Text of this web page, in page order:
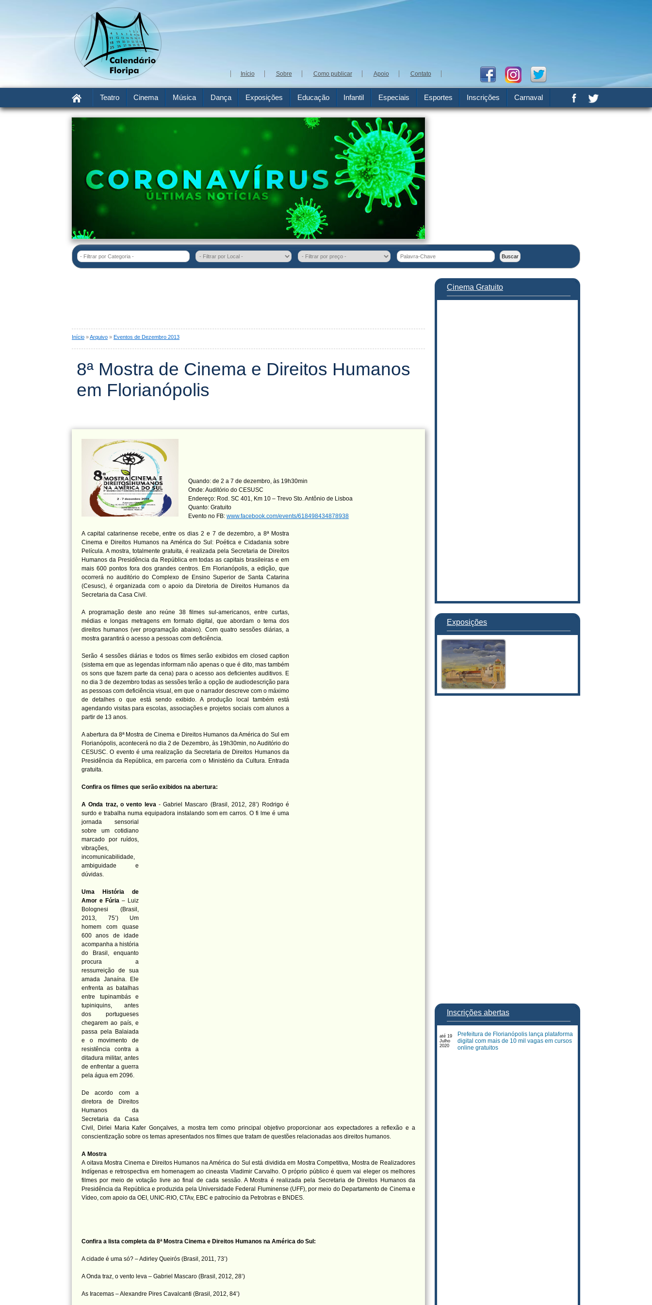
Início Sobre Como publicar Apoio Contato
Teatro Cinema Música Dança Exposições Educação Infantil Especiais Esportes Inscrições Carnaval
- Filtrar por Categoria -
Início »Arquivo » Eventos de Dezembro 2013
8ª Mostra de Cinema e Direitos Humanos
em Florianópolis
Quando: de 2 a 7 de dezembro, às 19h30min
Onde: Auditório do CESUSC
Endereço: Rod. SC 401, Km 10 – Trevo Sto. Antônio de Lisboa
Quanto: Gratuito
Evento no FB: www.facebook.com/events/618498434878938
A capital catarinense recebe, entre os dias 2 e 7 de dezembro, a 8ª Mostra
Cinema e Direitos Humanos na América do Sul: Poética e Cidadania sobre
Película. A mostra, totalmente gratuita, é realizada pela Secretaria de Direitos
Humanos da Presidência da República em todas as capitais brasileiras e em
mais 600 pontos fora dos grandes centros. Em Florianópolis, a edição, que
ocorrerá no auditório do Complexo de Ensino Superior de Santa Catarina
(Cesusc), é organizada com o apoio da Diretoria de Direitos Humanos da
Secretaria da Casa Civil.
A programação deste ano reúne 38 filmes sul-americanos, entre curtas,
médias e longas metragens em formato digital, que abordam o tema dos
direitos humanos (ver programação abaixo). Com quatro sessões diárias, a
mostra garantirá o acesso a pessoas com deficiência.
Serão 4 sessões diárias e todos os filmes serão exibidos em closed caption
(sistema em que as legendas informam não apenas o que é dito, mas também
os sons que fazem parte da cena) para o acesso aos deficientes auditivos. E
no dia 3 de dezembro todas as sessões terão a opção de audiodescrição para
as pessoas com deficiência visual, em que o narrador descreve com o máximo
de detalhes o que está sendo exibido. A produção local também está
agendando visitas para escolas, associações e projetos sociais com alunos a
partir de 13 anos.
A abertura da 8ª Mostra de Cinema e Direitos Humanos da América do Sul em
Florianópolis, acontecerá no dia 2 de Dezembro, às 19h30min, no Auditório do
CESUSC. O evento é uma realização da Secretaria de Direitos Humanos da
Presidência da República, em parceria com o Ministério da Cultura. Entrada
gratuita.
Confira os filmes que serão exibidos na abertura:
A Onda traz, o vento leva- Gabriel Mascaro (Brasil, 2012, 28’) Rodrigo é
surdo e trabalha numa equipadora instalando som em carros. O fi lme é uma
jornada sensorial
sobre um cotidiano
marcado por ruídos,
vibrações,
incomunicabilidade,
ambiguidade e
dúvidas.
Uma História de
Amor e Fúria – Luiz
Bolognesi (Brasil,
2013, 75’) Um
homem com quase
600 anos de idade
acompanha a história
do Brasil, enquanto
procura a
ressurreição de sua
amada Janaína. Ele
enfrenta as batalhas
entre tupinambás e
tupiniquins, antes
dos portugueses
chegarem ao país, e
passa pela Balaiada
e o movimento de
resistência contra a
ditadura militar, antes
de enfrentar a guerra
pela água em 2096.
De acordo com a
diretora de Direitos
Humanos da
Secretaria da Casa
Civil, Dirlei Maria Kafer Gonçalves, a mostra tem como principal objetivo proporcionar aos expectadores a reflexão e a
conscientização sobre os temas apresentados nos filmes que tratam de questões relacionadas aos direitos humanos.
A Mostra
A oitava Mostra Cinema e Direitos Humanos na América do Sul está dividida em Mostra Competitiva, Mostra de Realizadores
Indígenas e retrospectiva em homenagem ao cineasta Vladimir Carvalho. O próprio público é quem vai eleger os melhores
filmes por meio de votação livre ao final de cada sessão. A Mostra é realizada pela Secretaria de Direitos Humanos da
Presidência da República e produzida pela Universidade Federal Fluminense (UFF), por meio do Departamento de Cinema e
Vídeo, com apoio da OEI, UNIC-RIO, CTAv, EBC e patrocínio da Petrobras e BNDES.
Confira a lista completa da 8ª Mostra Cinema e Direitos Humanos na América do Sul:
A cidade é uma só? – Adirley Queirós (Brasil, 2011, 73’)
A Onda traz, o vento leva – Gabriel Mascaro (Brasil, 2012, 28’)
As Iracemas – Alexandre Pires Cavalcanti (Brasil, 2012, 84’)
Cinema Gratuito
Exposições
Inscrições abertas
até 19
Julho
2020
Prefeitura de Florianópolis lança plataforma
digital com mais de 10 mil vagas em cursos
online gratuitos